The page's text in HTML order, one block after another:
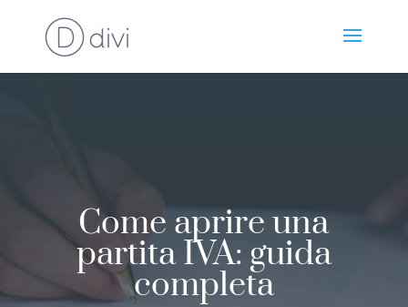
Come aprire una
partita IVA: guida
completa